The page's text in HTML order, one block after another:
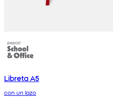
Libreta A5
con un lazo